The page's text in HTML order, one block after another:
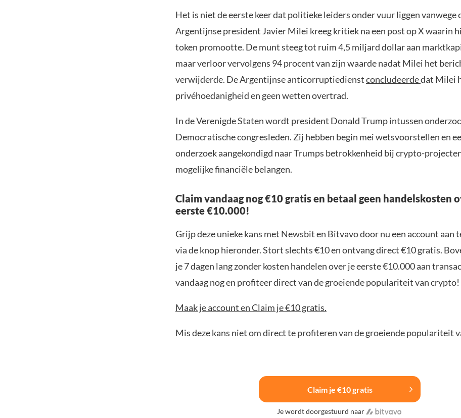
Het is niet de eerste keer dat politieke leiders onder vuur liggen vanwege
Argentijnse president Javier Milei kreeg kritiek na een post op X waarin
token promootte. De munt steeg tot ruim 4,5 miljard dollar aan
maar verloor vervolgens 94 procent van zijn waarde nadat Milei het
verwijderde. De Argentijnse anticorruptiedienstconcludeerdedat Milei
privéhoedanigheid en geen wetten overtrad.
In de Verenigde Staten wordt president Donald Trump intussen
Democratische congresleden. Zij hebben begin mei wetsvoorstellen en
onderzoek aangekondigd naar Trumps betrokkenheid bij crypto-
mogelijke financiële belangen.
Claim vandaag nog €10 gratis en betaal geen handelskosten
eerste €10.000!
Grijp deze unieke kans met Newsbit en Bitvavo door nu een account aan
via de knop hieronder. Stort slechts €10 en ontvang direct €10 gratis.
je 7 dagen lang zonder kosten handelen over je eerste €10.000 aan
vandaag nog en profiteer direct van de groeiende populariteit van crypto!
Maak je account en Claim je €10 gratis.
Mis deze kans niet om direct te profiteren van de groeiende populariteit
Claim je €10 gratis
Je wordt doorgestuurd naar